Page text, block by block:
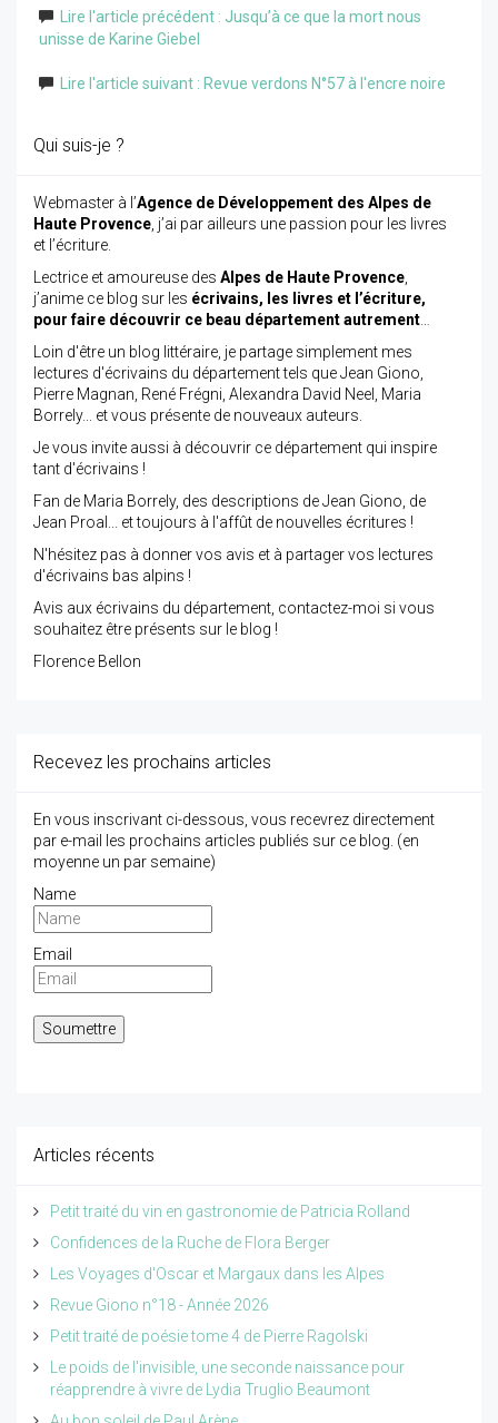
Lire l'article précédent : Jusqu’à ce que la mort nous
unisse de Karine Giebel
Lire l'article suivant : Revue verdons N°57 à l'encre noire
Qui suis-je ?
Webmaster à l’Agence de Développement des Alpes de
Haute Provence , j’ai par ailleurs une passion pour les livres
et l’écriture.
Lectrice et amoureuse des Alpes de Haute Provence
j’anime ce blog sur les écrivains, les livres et l’écriture,
pour faire découvrir ce beau département autrement
Loin d'être un blog littéraire, je partage simplement mes
lectures d'écrivains du département tels que Jean Giono,
Pierre Magnan, René Frégni, Alexandra David Neel, Maria
Borrely... et vous présente de nouveaux auteurs.
Je vous invite aussi à découvrir ce département qui inspire
tant d'écrivains !
Fan de Maria Borrely, des descriptions de Jean Giono, de
Jean Proal... et toujours à l'affût de nouvelles écritures !
N'hésitez pas à donner vos avis et à partager vos lectures
d'écrivains bas alpins !
Avis aux écrivains du département, contactez-moi si vous
souhaitez être présents sur le blog !
Florence Bellon
Recevez les prochains articles
En vous inscrivant ci-dessous, vous recevrez directement
par e-mail les prochains articles publiés sur ce blog. (en
moyenne un par semaine)
Name
Email
Articles récents
Petit traité du vin en gastronomie de Patricia Rolland
Confidences de la Ruche de Flora Berger
Les Voyages d'Oscar et Margaux dans les Alpes
Revue Giono n°18 - Année 2026
Petit traité de poésie tome 4 de Pierre Ragolski
Le poids de l'invisible, une seconde naissance pour
réapprendre à vivre de Lydia Truglio Beaumont